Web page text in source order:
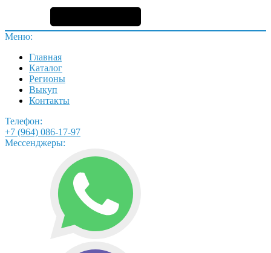
Меню:
Главная
Каталог
Регионы
Выкуп
Контакты
Телефон:
+7 (964) 086-17-97
Мессенджеры: